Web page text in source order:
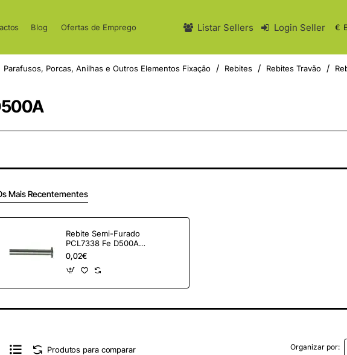
Blog Ofertas de Emprego Listar Sellers Login Seller €
Parafusos, Porcas, Anilhas e Outros Elementos Fixação Rebites Rebites Travão
Mais Recentementes
Rebite Semi-Furado
PCL7338 Fe D500A
5X10
0,02€
Produtos para comparar Organizar por: